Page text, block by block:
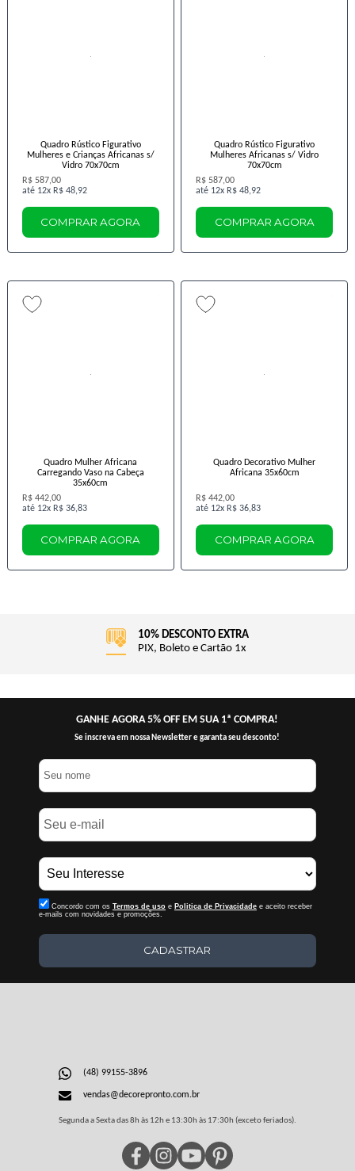
Quadro Rústico Figurativo
Mulheres e Crianças Africanas s/
Vidro 70x70cm
R$ 587,00
12x R$ 48,92
COMPRAR AGORA
Quadro Rústico Figurativo
Mulheres Africanas s/ Vidro
70x70cm
R$ 587,00
12x R$ 48,92
COMPRAR AGORA
Quadro Mulher Africana
Carregando Vaso na Cabeça
35x60cm
R$ 442,00
12x R$ 36,83
COMPRAR AGORA
Quadro Decorativo Mulher
Africana 35x60cm
R$ 442,00
12x R$ 36,83
COMPRAR AGORA
10% DESCONTO EXTRA
PIX, Boleto e Cartão 1x
GANHE AGORA 5% OFF EM SUA 1ª COMPRA!
Se inscreva em nossa Newsletter e garanta seu desconto!
Concordo com os Termos de uso e Politica de Privacidadee aceito receber
e-mails com novidades e promoções.
CADASTRAR
(48) 99155-3896
vendas@decorepronto.com.br
Segunda a Sexta das 8h às 12h e 13:30h às 17:30h (exceto feriados).